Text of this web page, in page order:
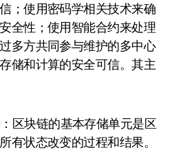
；使用密码学相关技术来确
全性；使用智能合约来处理
多方共同参与维护的多中心
储和计算的安全可信。其主
区块链的基本存储单元是区
有状态改变的过程和结果。